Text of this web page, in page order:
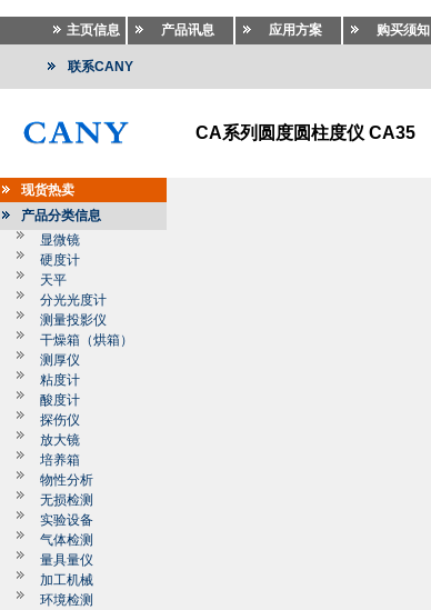
主页信息 产品讯息 应用方案 购买须知
联系CANY
CA系列圆度圆柱度仪 CA35
现货热卖
产品分类信息
显微镜
硬度计
天平
分光光度计
测量投影仪
干燥箱（烘箱）
测厚仪
粘度计
酸度计
探伤仪
放大镜
培养箱
物性分析
无损检测
实验设备
气体检测
量具量仪
加工机械
环境检测